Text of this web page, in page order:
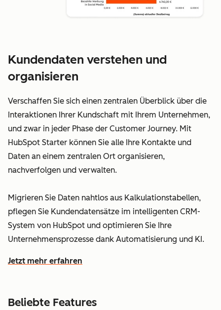
Kundendaten verstehen und
organisieren
Verschaffen Sie sich einen zentralen Überblick über die
Interaktionen Ihrer Kundschaft mit Ihrem Unternehmen,
und zwar in jeder Phase der Customer Journey. Mit
HubSpot Starter können Sie alle Ihre Kontakte und
Daten an einem zentralen Ort organisieren,
nachverfolgen und verwalten.
Migrieren Sie Daten nahtlos aus Kalkulationstabellen,
pflegen Sie Kundendatensätze im intelligenten CRM-
System von HubSpot und optimieren Sie Ihre
Unternehmensprozesse dank Automatisierung und KI.
Jetzt mehr erfahren
wie HubSpot Ihnen dabei hilft, Kundendaten zu
Beliebte Features